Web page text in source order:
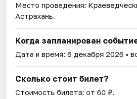
Место проведения:
Астрахань.
Когда запланирован
Дата и время:6 декабря 2026 •
Сколько стоит билет?
Стоимость билета: от 60 ₽.